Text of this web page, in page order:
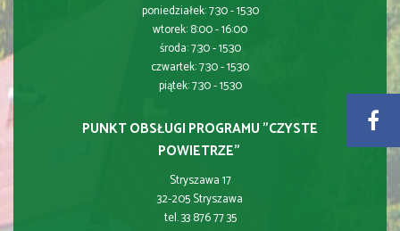
poniedziałek: 7:30 - 15:30
wtorek: 8:00 - 16:00
środa: 7:30 - 15:30
czwartek: 7:30 - 15:30
piątek: 7:30 - 15:30
PUNKT OBSŁUGI PROGRAMU "CZYSTE
POWIETRZE"
Stryszawa 17
32-205 Stryszawa
tel. 33 876 77 35